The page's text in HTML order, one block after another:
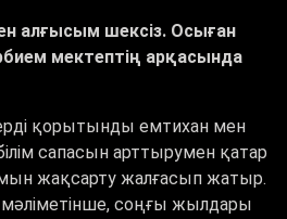
алғысым шексіз. Осыған
мектептің арқасында
қорытынды емтихан мен
сапасын арттырумен қатар
жақсарту жалғасып жатыр.
соңғы жылдары